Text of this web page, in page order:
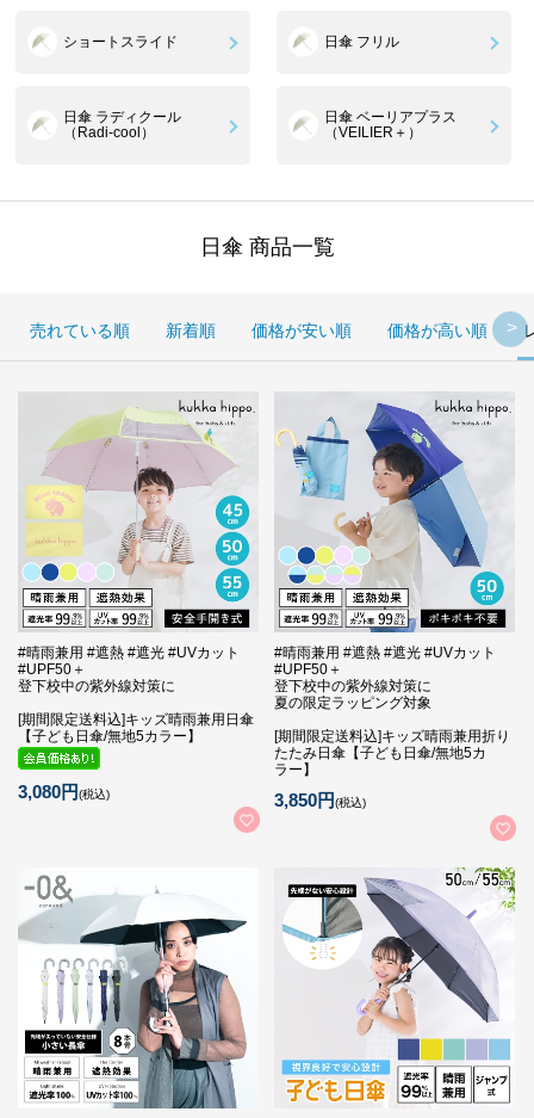
ショートスライド 日傘 フリル
日傘 ラディクール
（Radi-cool）
日傘 ベーリアプラス
（VEILIER＋）
日傘 商品一覧
売れている順 新着順 価格が安い順 価格が高い順
#晴雨兼用 #遮熱 #遮光 #UVカット
#UPF50＋
登下校中の紫外線対策に
[期間限定送料込]キッズ晴雨兼用日傘
【子ども日傘/無地5カラー】
3,080円(税込)
#晴雨兼用 #遮熱 #遮光 #UVカット
#UPF50＋
登下校中の紫外線対策に
夏の限定ラッピング対象
[期間限定送料込]キッズ晴雨兼用折り
たたみ日傘【子ども日傘/無地5カ
ラー】
3,850円(税込)